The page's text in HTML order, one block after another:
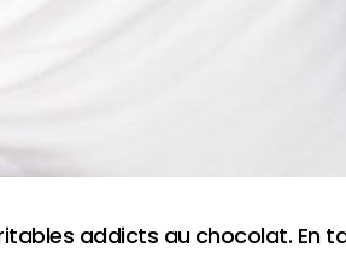
addicts au chocolat. En